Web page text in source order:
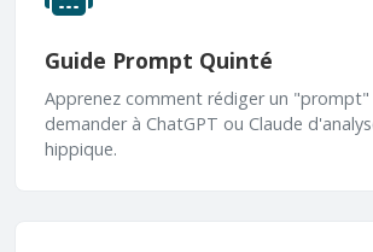
Guide Prompt Quinté
Apprenez comment rédiger un
demander à ChatGPT ou Claude
hippique.